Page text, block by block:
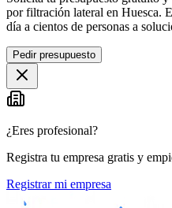
por filtración lateral en Huesca.
día a cientos de personas a
Pedir presupuesto
¿Eres profesional?
Registra tu empresa gratis y
Registrar mi empresa